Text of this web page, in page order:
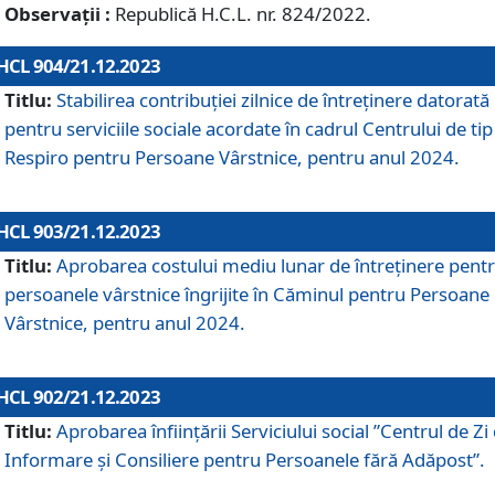
Observații : Republică H.C.L. nr. 824/2022.
904/21.12.2023
Titlu: Stabilirea contribuţiei zilnice de întreținere datorată
pentru serviciile sociale acordate în cadrul Centrului de tip
Respiro pentru Persoane Vârstnice, pentru anul 2024.
903/21.12.2023
Titlu: Aprobarea costului mediu lunar de întreţinere
persoanele vârstnice îngrijite în Căminul pentru Persoane
Vârstnice, pentru anul 2024.
902/21.12.2023
Titlu: Aprobarea înființării Serviciului social ”Centrul de Zi
Informare și Consiliere pentru Persoanele fără Adăpost”.